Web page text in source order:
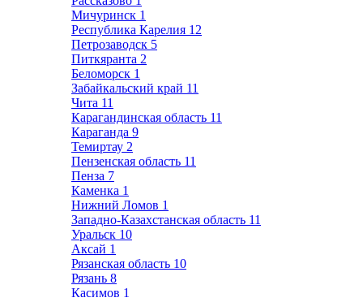
Мичуринск 1
Республика Карелия 12
Петрозаводск 5
Питкяранта 2
Беломорск 1
Забайкальский край 11
Чита 11
Карагандинская область 11
Караганда 9
Темиртау 2
Пензенская область 11
Пенза 7
Каменка 1
Нижний Ломов 1
Западно-Казахстанская область 11
Уральск 10
Аксай 1
Рязанская область 10
Рязань 8
Касимов 1